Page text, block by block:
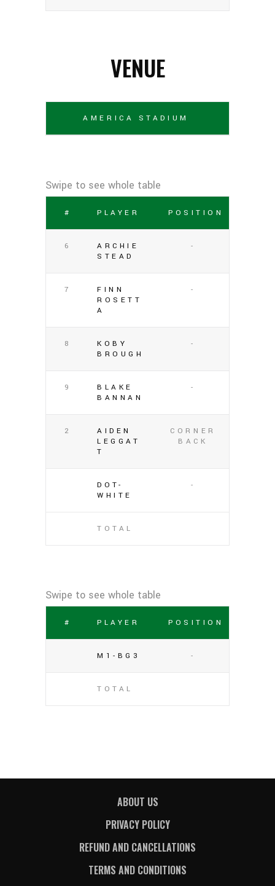
VENUE
AMERICA STADIUM
# PLAYER POSITION
6
ARCHIE
STEAD
-
7
FINN
ROSETT
A
-
8
KOBY
BROUGH
-
9
BLAKE
BANNAN
-
2
AIDEN
LEGGAT
T
CORNER
BACK
DOT-
WHITE
-
TOTAL
# PLAYER POSITION
M1-BG3 -
TOTAL
ABOUT US
PRIVACY POLICY
REFUND AND CANCELLATIONS
TERMS AND CONDITIONS